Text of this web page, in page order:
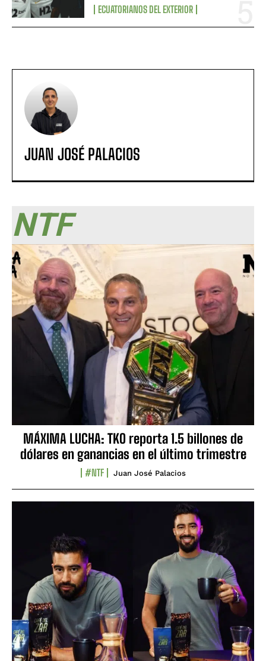
ECUATORIANOS DEL EXTERIOR
JUAN JOSÉ PALACIOS
NTF
MÁXIMA LUCHA: TKO reporta 1.5 billones de
dólares en ganancias en el último trimestre
#NTF Juan José Palacios